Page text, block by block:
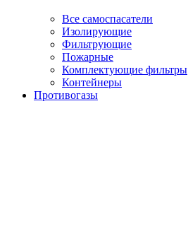
Все самоспасатели
Изолирующие
Фильтрующие
Пожарные
Комплектующие фильтры
Контейнеры
Противогазы